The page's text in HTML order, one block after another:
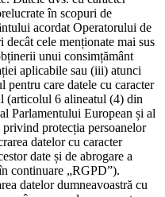
în scopuri de
acordat Operatorului de
decât cele menționate mai sus
unui consimțământ
aplicabile sau (iii) atunci
pentru care datele cu caracter
(articolul 6 alineatul (4) din
Parlamentului European și al
protecția persoanelor
datelor cu caracter
date și de abrogare a
continuare „RGPD”).
datelor dumneavoastră cu